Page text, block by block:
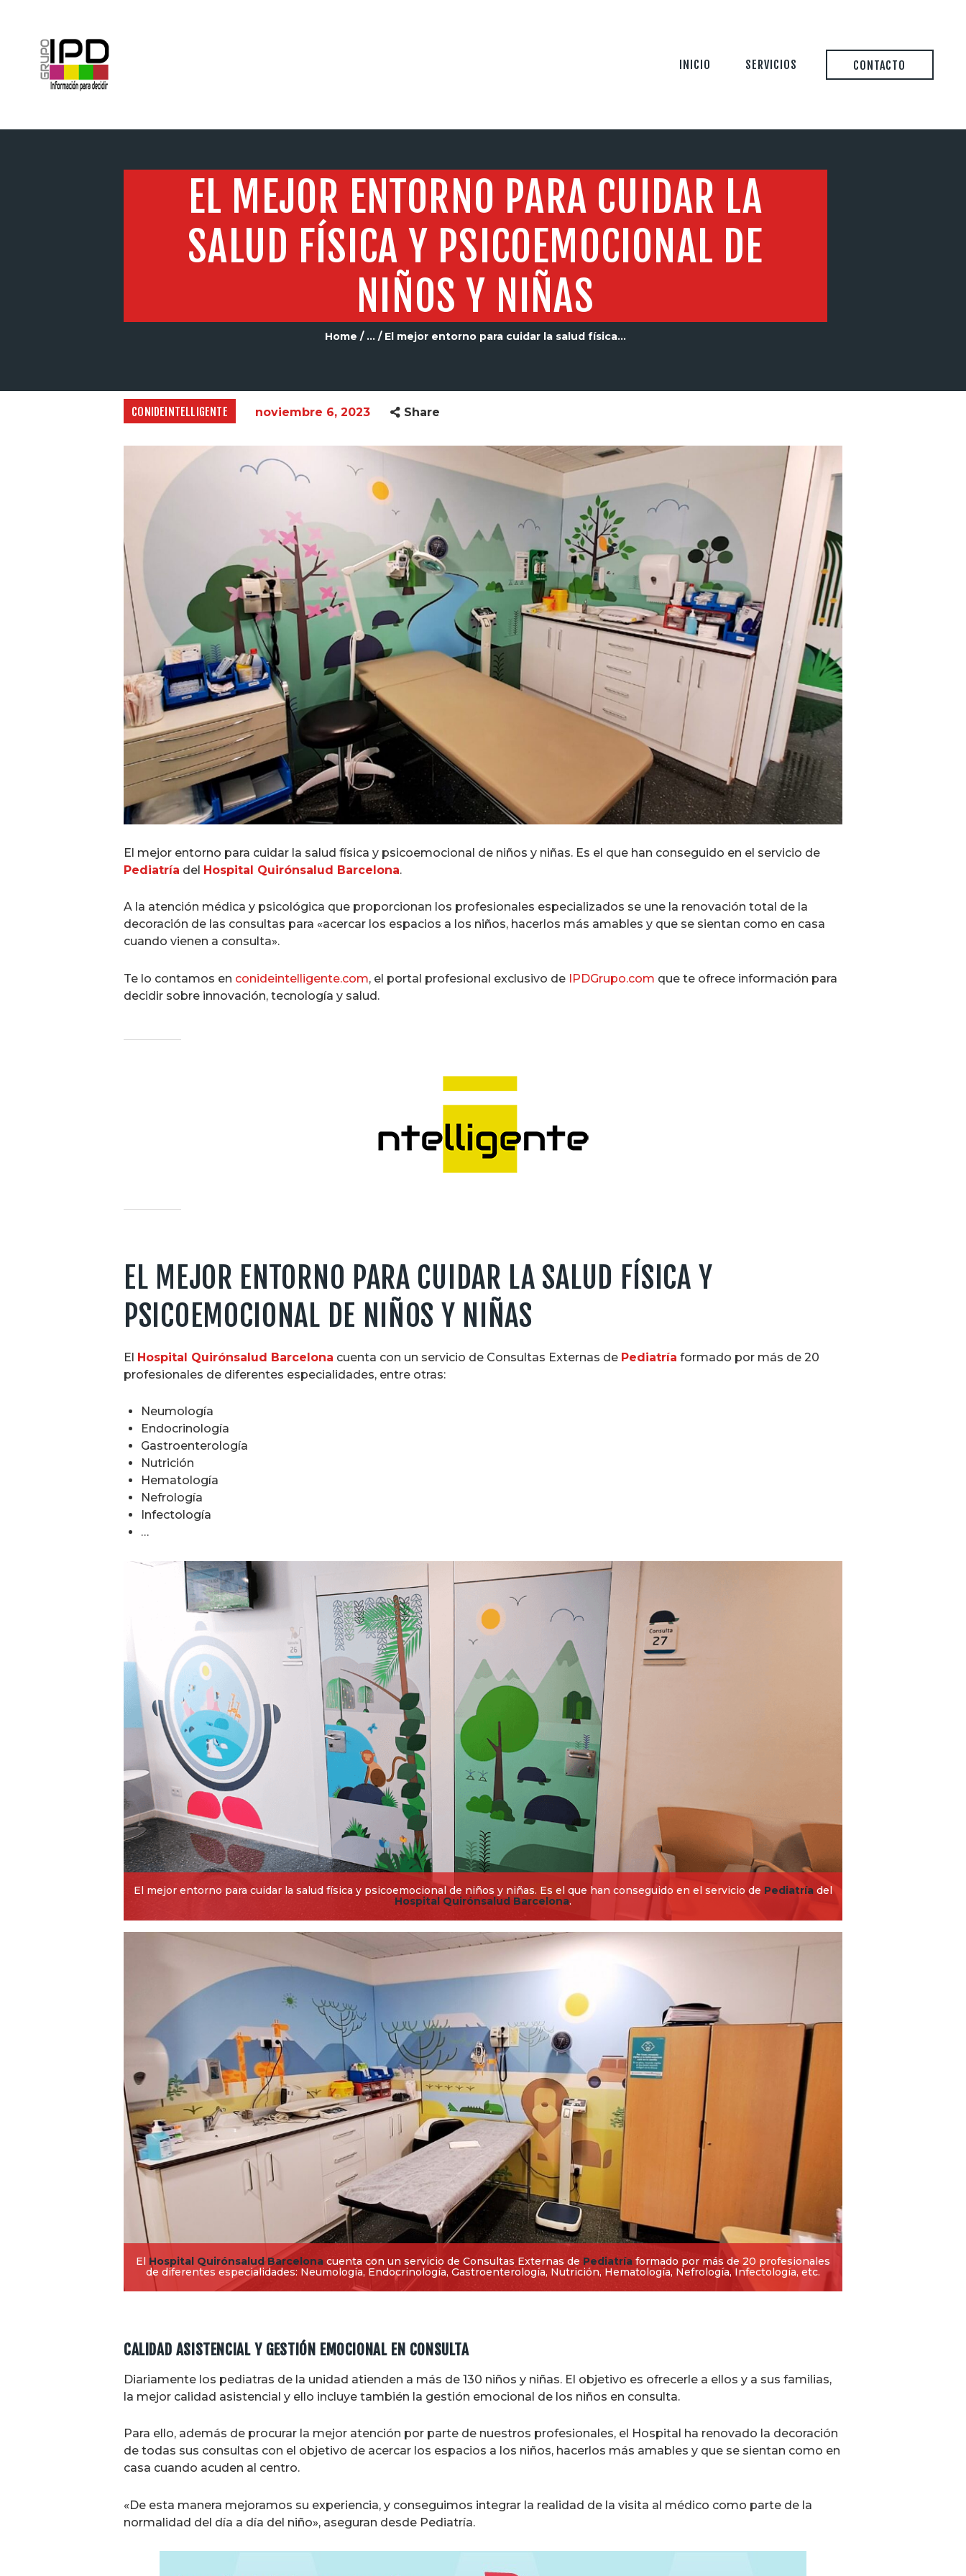
INICIO SERVICIOS CONTACTO
EL MEJOR ENTORNO PARA CUIDAR LA
SALUD FÍSICA Y PSICOEMOCIONAL DE
NIÑOS Y NIÑAS
Home ... El mejor entorno para cuidar la salud física...
CONIDEINTELLIGENTE noviembre 6, 2023 Share
El mejor entorno para cuidar la salud física y psicoemocional de niños y niñas. Es el que han conseguido en el servicio de
Pediatría del Hospital Quirónsalud Barcelona.
A la atención médica y psicológica que proporcionan los profesionales especializados se une la renovación total de la
decoración de las consultas para «acercar los espacios a los niños, hacerlos más amables y que se sientan como en casa
cuando vienen a consulta».
Te lo contamos en conideintelligente.com, el portal profesional exclusivo de IPDGrupo.com que te ofrece información para
decidir sobre innovación, tecnología y salud.
EL MEJOR ENTORNO PARA CUIDAR LA SALUD FÍSICA Y
PSICOEMOCIONAL DE NIÑOS Y NIÑAS
El Hospital Quirónsalud Barcelona cuenta con un servicio de Consultas Externas de Pediatría formado por más de 20
profesionales de diferentes especialidades, entre otras:
Neumología
Endocrinología
Gastroenterología
Nutrición
Hematología
Nefrología
Infectología
…
El mejor entorno para cuidar la salud física y psicoemocional de niños y niñas. Es el que han conseguido en el servicio de Pediatría del
Hospital Quirónsalud Barcelona.
El Hospital Quirónsalud Barcelona cuenta con un servicio de Consultas Externas de Pediatría formado por más de 20 profesionales
de diferentes especialidades: Neumología, Endocrinología, Gastroenterología, Nutrición, Hematología, Nefrología, Infectología, etc.
CALIDAD ASISTENCIAL Y GESTIÓN EMOCIONAL EN CONSULTA
Diariamente los pediatras de la unidad atienden a más de 130 niños y niñas. El objetivo es ofrecerle a ellos y a sus familias,
la mejor calidad asistencial y ello incluye también la gestión emocional de los niños en consulta.
Para ello, además de procurar la mejor atención por parte de nuestros profesionales, el Hospital ha renovado la decoración
de todas sus consultas con el objetivo de acercar los espacios a los niños, hacerlos más amables y que se sientan como en
casa cuando acuden al centro.
«De esta manera mejoramos su experiencia, y conseguimos integrar la realidad de la visita al médico como parte de la
normalidad del día a día del niño», aseguran desde Pediatría.